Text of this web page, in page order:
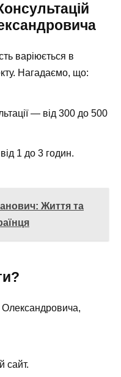
варіюється в
Нагадаємо, що:
— від 300 до 500
1 до 3 годин.
Життя та
сайт.